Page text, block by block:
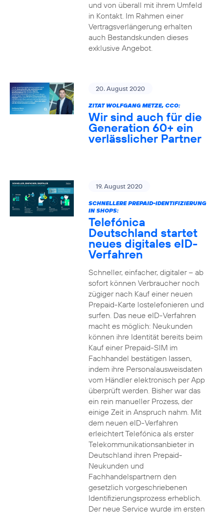
und von überall mit ihrem Umfeld
in Kontakt. Im Rahmen einer
Vertragsverlängerung erhalten
auch Bestandskunden dieses
exklusive Angebot.
20. August 2020
ZITAT WOLFGANG METZE, CCO:
Wir sind auch für die
Generation 60+ ein
verlässlicher Partner
19. August 2020
SCHNELLERE PREPAID-IDENTIFIZIERUNG
IN SHOPS:
Telefónica
Deutschland startet
neues digitales eID-
Verfahren
Schneller, einfacher, digitaler – ab
sofort können Verbraucher noch
zügiger nach Kauf einer neuen
Prepaid-Karte lostelefonieren und
surfen. Das neue eID-Verfahren
macht es möglich: Neukunden
können ihre Identität bereits beim
Kauf einer Prepaid-SIM im
Fachhandel bestätigen lassen,
indem ihre Personalausweisdaten
vom Händler elektronisch per App
überprüft werden. Bisher war das
ein rein manueller Prozess, der
einige Zeit in Anspruch nahm. Mit
dem neuen eID-Verfahren
erleichtert Telefónica als erster
Telekommunikationsanbieter in
Deutschland ihren Prepaid-
Neukunden und
Fachhandelspartnern den
gesetzlich vorgeschriebenen
Identifizierungsprozess erheblich.
Der neue Service wurde im ersten